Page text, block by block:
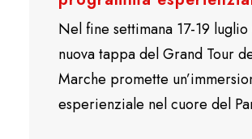
Nel fine settimana 17-19 luglio
nuova tappa del Grand Tour
Marche promette
esperienziale nel cuore del